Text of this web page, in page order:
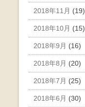
2018年11月 (19)
2018年10月 (15)
2018年9月 (16)
2018年8月 (20)
2018年7月 (25)
2018年6月 (30)